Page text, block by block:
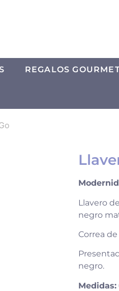
REGALOS
Llavero
negro
Correa
negro.
Medidas: